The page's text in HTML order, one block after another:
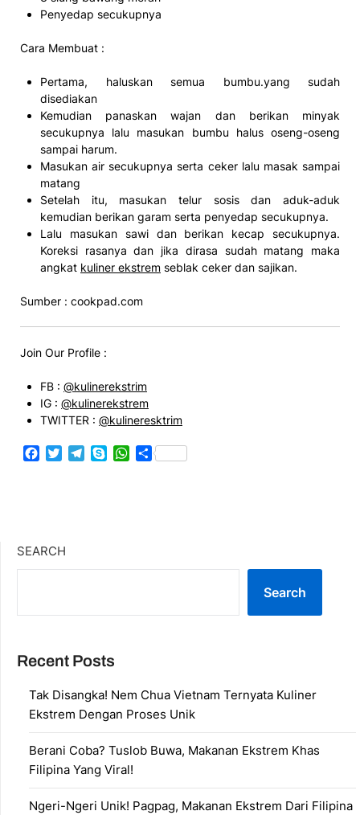
Penyedap secukupnya
Cara Membuat :
Pertama, haluskan semua bumbu.yang sudah
disediakan
Kemudian panaskan wajan dan berikan minyak
secukupnya lalu masukan bumbu halus oseng-oseng
sampai harum.
Masukan air secukupnya serta ceker lalu masak sampai
matang
Setelah itu, masukan telur sosis dan aduk-aduk
kemudian berikan garam serta penyedap secukupnya.
Lalu masukan sawi dan berikan kecap secukupnya.
Koreksi rasanya dan jika dirasa sudah matang maka
angkat kuliner ekstrem seblak ceker dan sajikan.
Sumber : cookpad.com
Join Our Profile :
FB : @kulinerekstrim
IG : @kulinerekstrem
TWITTER : @kulineresktrim
Facebook
TwitterTelegram
SkypeWhatsApp
Share
SEARCH
Search
Recent Posts
Tak Disangka! Nem Chua Vietnam Ternyata Kuliner
Ekstrem Dengan Proses Unik
Berani Coba? Tuslob Buwa, Makanan Ekstrem Khas
Filipina Yang Viral!
Ngeri-Ngeri Unik! Pagpag, Makanan Ekstrem Dari Filipina